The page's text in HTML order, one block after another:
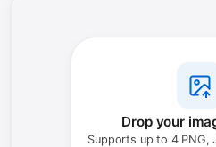
Drop your
Supports up to 4 PNG,